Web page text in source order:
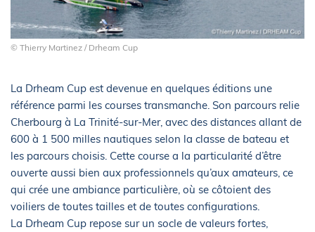
© Thierry Martinez / Drheam Cup
La Drheam Cup est devenue en quelques éditions une
référence parmi les courses transmanche. Son parcours relie
Cherbourg à La Trinité-sur-Mer, avec des distances allant de
600 à 1 500 milles nautiques selon la classe de bateau et
les parcours choisis. Cette course a la particularité d’être
ouverte aussi bien aux professionnels qu’aux amateurs, ce
qui crée une ambiance particulière, où se côtoient des
voiliers de toutes tailles et de toutes configurations.
La Drheam Cup repose sur un socle de valeurs fortes,